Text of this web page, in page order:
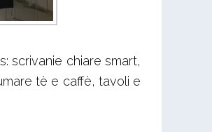
scrivanie chiare smart,
tè e caffè, tavoli e